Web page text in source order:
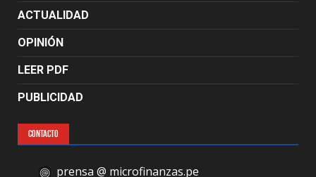
ACTUALIDAD
OPINIÓN
LEER PDF
PUBLICIDAD
CONTACTO
prensa @ microfinanzas.pe